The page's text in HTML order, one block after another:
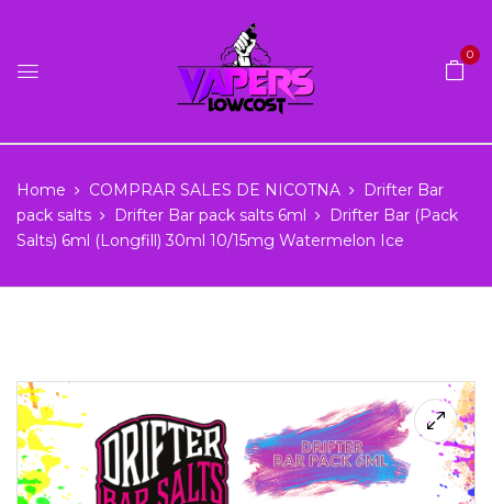
0
Home COMPRAR SALES DE NICOTNA
Drifter Bar
pack salts
Drifter Bar pack salts 6ml
Drifter Bar (Pack
Salts) 6ml (Longfill) 30ml 10/15mg Watermelon Ice